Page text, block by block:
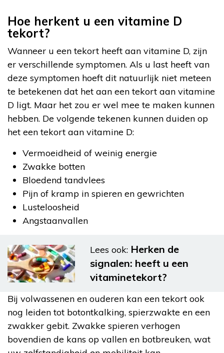
Hoe herkent u een vitamine D
tekort?
Wanneer u een tekort heeft aan vitamine D, zijn
er verschillende symptomen. Als u last heeft van
deze symptomen hoeft dit natuurlijk niet meteen
te betekenen dat het aan een tekort aan vitamine
D ligt. Maar het zou er wel mee te maken kunnen
hebben. De volgende tekenen kunnen duiden op
het een tekort aan vitamine D:
Vermoeidheid of weinig energie
Zwakke botten
Bloedend tandvlees
Pijn of kramp in spieren en gewrichten
Lusteloosheid
Angstaanvallen
Lees ook: Herken de
signalen: heeft u een
vitaminetekort?
Bij volwassenen en ouderen kan een tekort ook
nog leiden tot botontkalking, spierzwakte en een
zwakker gebit. Zwakke spieren verhogen
bovendien de kans op vallen en botbreuken, wat